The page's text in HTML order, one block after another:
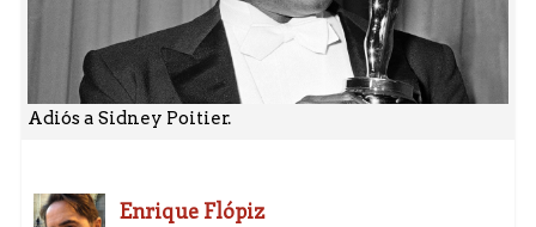
Adiós a Sidney Poitier.
Enrique Flópiz